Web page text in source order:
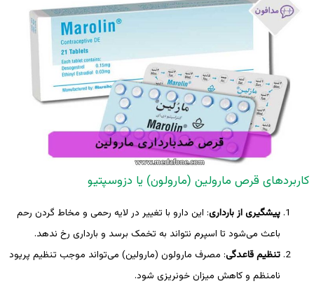
کاربردهای قرص مارولین (مارولون) یا دزوسپتیو
پیشگیری از بارداری: این دارو با تغییر در لایه رحمی و مخاط گردن رحم
باعث می‌شود تا اسپرم نتواند به تخمک برسد و بارداری رخ ندهد.
تنظیم قاعدگی: مصرف مارولون (مارولین) می‌تواند موجب تنظیم پریود
نامنظم و کاهش میزان خونریزی شود.